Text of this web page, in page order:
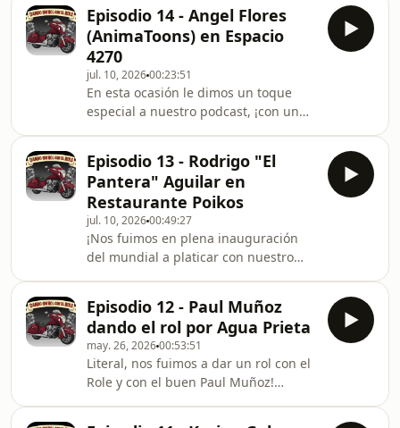
que nuestros jóvenes son la llave al
cambio y a una mejor comunidad!¡Y
qué m
amiga Alexia Bosch Drabos, una joven
emprendedora y creadora de
contenido con un estilo único y que
está innovando el modo de crear
conciencia con un enfoque muy
ameno y entretenido. ¡Aprovechamos
para probar los productos de
nuestros buenos amigos de
Carneseca A
Episodio 14 - Angel Flores
(AnimaToons) en Espacio
4270
jul. 10, 202600:23:51
En esta ocasión le dimos un toque
especial a nuestro podcast, ¡con un
Flores, organizador del AnimaToons
Agua Prieta!Y nos fuimos a un lugar
increíble y que les recomiendo
mucho: ¡Espacio 4270! Un lugar
superagradable, con café y chocolate
de primer nivel y ni se diga de la
atención de su personal! ¡Ahora sé
por qué a mis hijos l
Episodio 13 - Rodrigo "El
Pantera" Aguilar en
Restaurante Poikos
jul. 10, 202600:49:27
¡Nos fuimos en plena inauguración
del mundial a platicar con nuestro
Restaurante Poikos!¡Conocimos la
historia de esta nueva administración,
tuvimos oportunidad de conocer el
sazón familiar y disfrutar los mejores
chilaquiles del mundo! Una
buenisima charla!Un agradecimiento
Episodio 12 - Paul Muñoz
dando el rol por Agua Prieta
may. 26, 202600:53:51
Literal, nos fuimos a dar un rol con el
Role y con el buen Paul Muñoz!